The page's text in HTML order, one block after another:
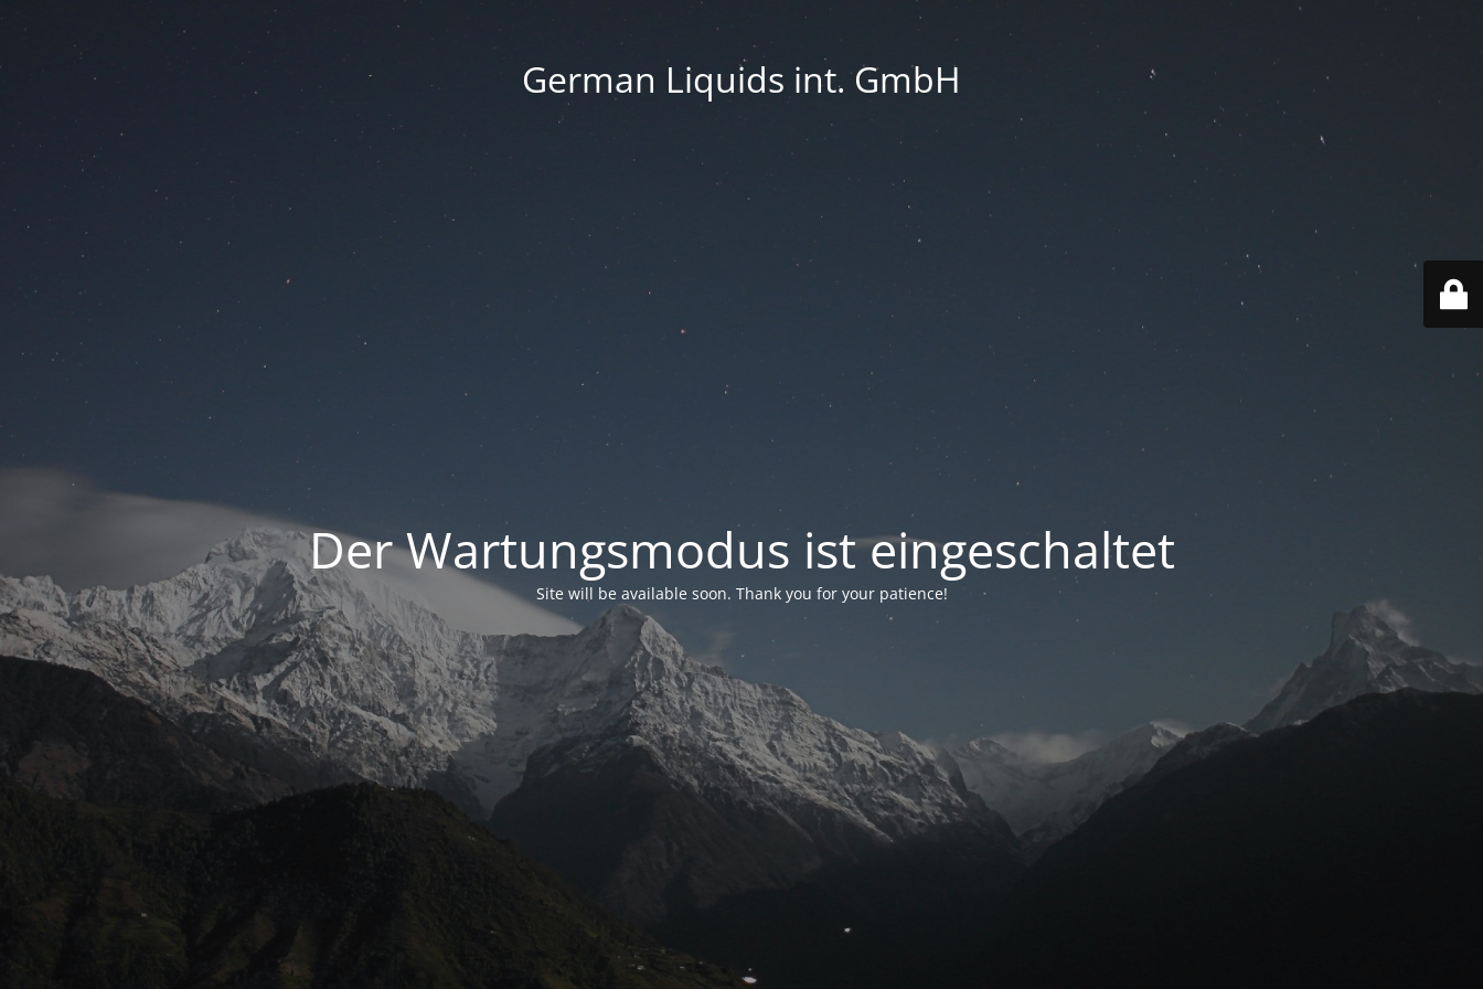
German Liquids int. GmbH
Der Wartungsmodus ist eingeschaltet
Site will be available soon. Thank you for your patience!